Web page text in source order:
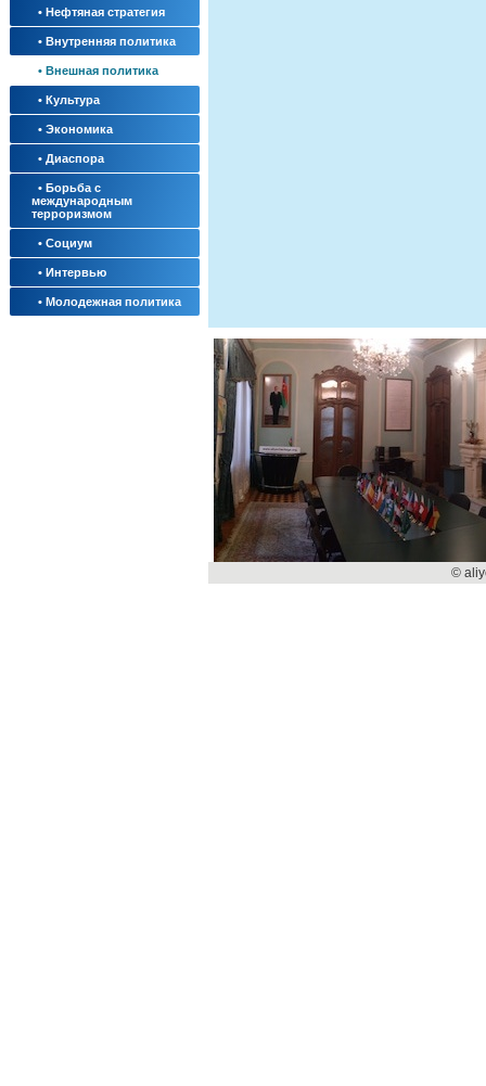
• Нефтяная стратегия
• Внутренняя политика
• Внешная политика
• Культура
• Экономика
• Диаспора
• Борьба с
международным
терроризмом
• Социум
• Интервью
• Молодежная политика
©